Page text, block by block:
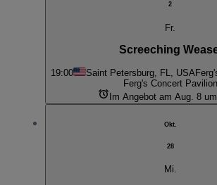
2
Fr.
Screeching
19:00 Saint Petersburg, FL, USA
Ferg's Concert Pavilion
Im Angebot am Aug. 8
Okt.
28
Mi.